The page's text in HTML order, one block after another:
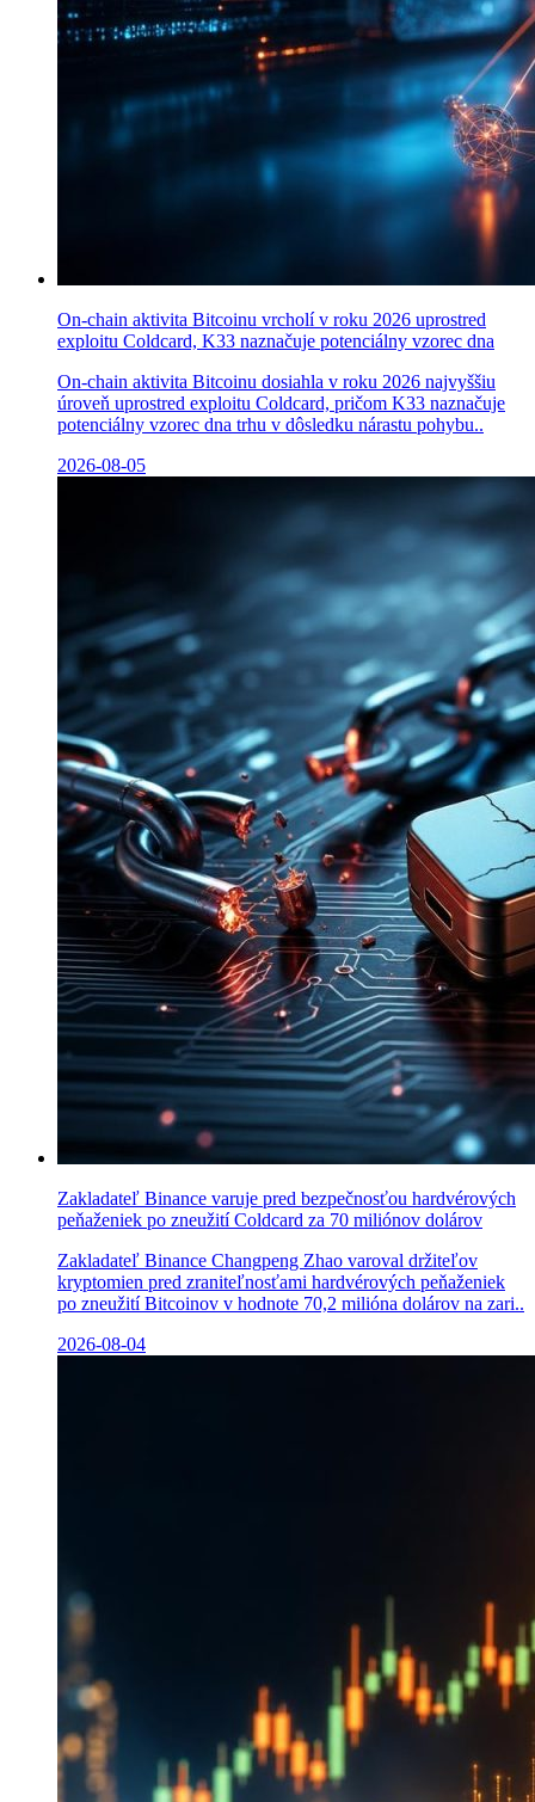
On-chain aktivita Bitcoinu vrcholí v roku 2026 uprostred
exploitu Coldcard, K33 naznačuje potenciálny vzorec dna
On-chain aktivita Bitcoinu dosiahla v roku 2026 najvyššiu
úroveň uprostred exploitu Coldcard, pričom K33 naznačuje
potenciálny vzorec dna trhu v dôsledku nárastu pohybu..
2026-08-05
Zakladateľ Binance varuje pred bezpečnosťou hardvérových
peňaženiek po zneužití Coldcard za 70 miliónov dolárov
Zakladateľ Binance Changpeng Zhao varoval držiteľov
kryptomien pred zraniteľnosťami hardvérových peňaženiek
po zneužití Bitcoinov v hodnote 70,2 milióna dolárov na zari..
2026-08-04